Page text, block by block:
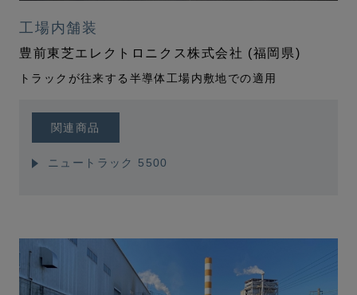
工場内舗装
豊前東芝エレクトロニクス株式会社 (福岡県)
トラックが往来する半導体工場内敷地での適用
関連商品
ニュートラック 5500